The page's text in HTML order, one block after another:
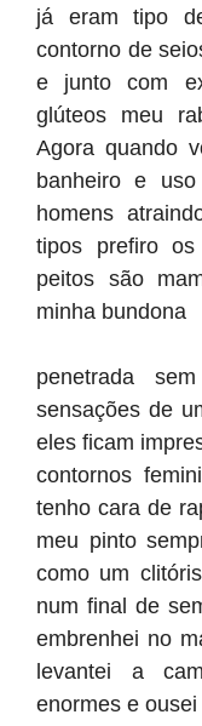
já eram tipo
contorno de
e junto com
glúteos meu
Agora quando
banheiro e
homens
tipos prefiro
peitos são
minha bundona
penetrada
sensações de
eles ficam
contornos
tenho cara de
meu pinto
como um
num final de
embrenhei no
levantei a
enormes e